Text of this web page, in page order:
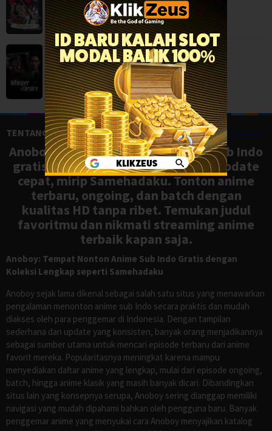
Whisper of Desire (2026)
Mystery,Serial TV,
TENTANG ANOBOY
Anoboy adalah situs nonton anime sub Indo
gratis dengan koleksi lengkap dan update
cepat, mirip Samehadaku. Tonton anime
terbaru, ongoing, dan batch dengan
kualitas HD tanpa ribet. Temukan judul
favoritmu dan nikmati streaming anime
terbaik kapan saja.
Anoboy: Tempat Nonton Anime Sub Indo Gratis dengan
Koleksi Lengkap seperti Samehadaku
Anoboy sejak lama dikenal sebagai salah satu situs yang menawarkan
pengalaman menonton anime sub Indo secara praktis dan mudah
diakses oleh para penggemar di Indonesia. Dengan tampilan
sederhana dan update yang konsisten, banyak orang menjadikannya
sebagai sumber utama untuk mencari episode terbaru dari anime
favorit mereka. Popularitasnya meningkat karena mampu
menyediakan daftar anime yang lengkap, mulai dari episode ongoing,
batch, hingga anime klasik yang masih banyak dicari. Dibandingkan
situs lain yang konsepnya serupa, Anoboy sering dianggap memiliki
navigasi yang mudah dipahami bahkan oleh pengguna baru. Banyak
penggemar anime yang menyukai cara Anoboy menyajikan katalog